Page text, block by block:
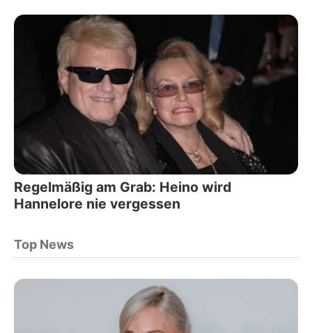
Regelmäßig am Grab: Heino wird
Hannelore nie vergessen
Top News